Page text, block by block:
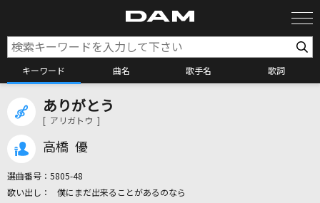
キーワード 曲名 歌手名 歌詞
ありがとう
[ アリガトウ ]
高橋 優
選曲番号： 5805-48
僕にまだ出来ることがあるのなら